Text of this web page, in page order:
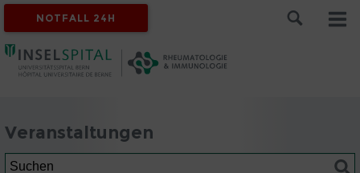
NOTFALL 24H
Veranstaltungen
Suchen